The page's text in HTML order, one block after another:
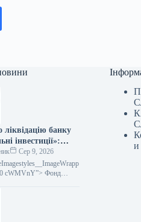
ліквідацію банку
інвестиції»:
припинив
Сер 9, 2026
cWMVnY”> Фонд
Україні остаточно
банку
и